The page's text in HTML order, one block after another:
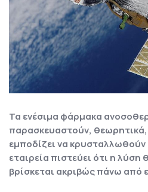
Τα ενέσιμα φάρμακα
παρασκευαστούν,
εμποδίζει να
εταιρεία πιστεύει ότι η
βρίσκεται ακριβώς πάνω από